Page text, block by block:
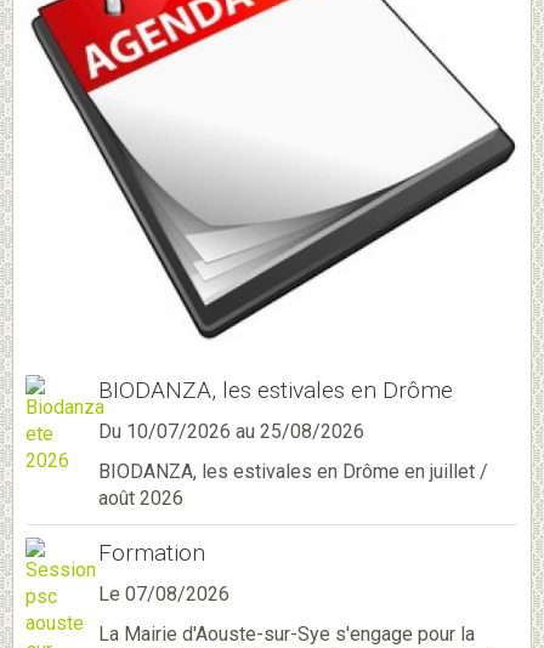
BIODANZA, les estivales en Drôme
Du 10/07/2026 au 25/08/2026
BIODANZA, les estivales en Drôme en juillet /
août 2026
Formation
Le 07/08/2026
La Mairie d'Aouste-sur-Sye s'engage pour la